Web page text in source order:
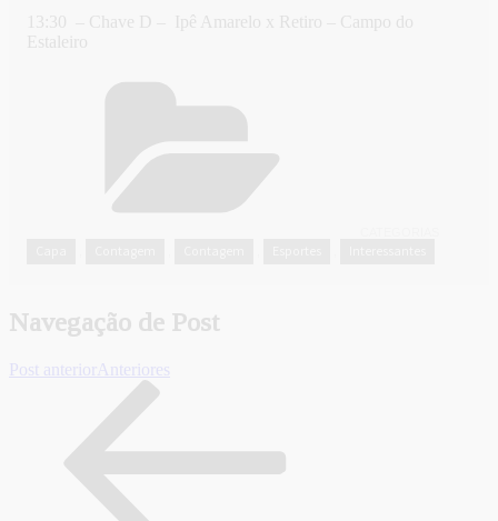
13:30 – Chave D – Ipê Amarelo x Retiro – Campo do
Estaleiro
Navegação de Post
Post anterior Anteriores